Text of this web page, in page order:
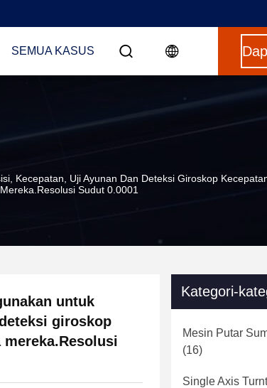
SEMUA KASUS
Kecepatan, Uji Ayunan Dan Deteksi Giroskop
Mereka.Resolusi Sudut 0.0001
untuk
giroskop
mereka.Resolusi
Kategori-
Mesin Putar
(16)
Single Axis